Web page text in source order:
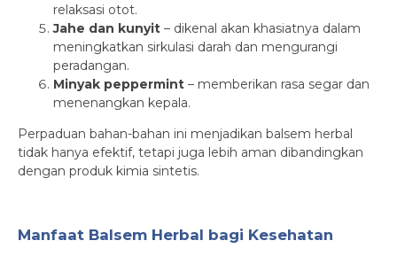
relaksasi otot.
Jahe dan kunyit – dikenal akan khasiatnya dalam
meningkatkan sirkulasi darah dan mengurangi
peradangan.
Minyak peppermint – memberikan rasa segar dan
menenangkan kepala.
Perpaduan bahan-bahan ini menjadikan balsem herbal
tidak hanya efektif, tetapi juga lebih aman dibandingkan
dengan produk kimia sintetis.
Manfaat Balsem Herbal bagi Kesehatan